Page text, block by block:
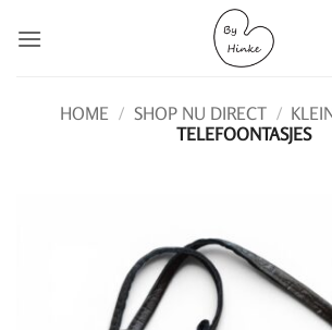
naar
HOME / SHOP NU DIRECT /
TELEFOONTASJES